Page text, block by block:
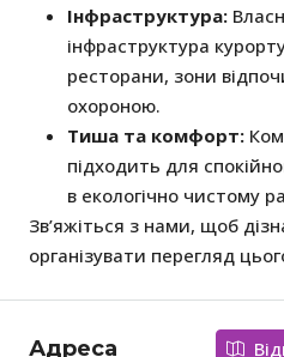
Інфраструктура:
інфраструктура
ресторани, зони
охороною.
Тиша та комфорт:
підходить для
в екологічно чистому
Зв’яжіться з нами, щоб
організувати перегляд
Адреса